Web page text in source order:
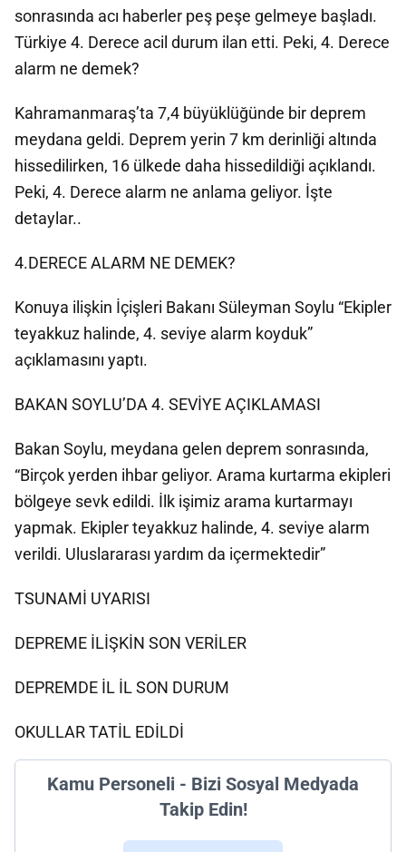
sonrasında acı haberler peş peşe gelmeye başladı.
Türkiye 4. Derece acil durum ilan etti. Peki, 4. Derece
alarm ne demek?
Kahramanmaraş’ta 7,4 büyüklüğünde bir deprem
meydana geldi. Deprem yerin 7 km derinliği altında
hissedilirken, 16 ülkede daha hissedildiği açıklandı.
Peki, 4. Derece alarm ne anlama geliyor. İşte
detaylar..
4.DERECE ALARM NE DEMEK?
Konuya ilişkin İçişleri Bakanı Süleyman Soylu “Ekipler
teyakkuz halinde, 4. seviye alarm koyduk”
açıklamasını yaptı.
BAKAN SOYLU’DA 4. SEVİYE AÇIKLAMASI
Bakan Soylu, meydana gelen deprem sonrasında,
“Birçok yerden ihbar geliyor. Arama kurtarma ekipleri
bölgeye sevk edildi. İlk işimiz arama kurtarmayı
yapmak. Ekipler teyakkuz halinde, 4. seviye alarm
verildi. Uluslararası yardım da içermektedir”
TSUNAMİ UYARISI
DEPREME İLİŞKİN SON VERİLER
DEPREMDE İL İL SON DURUM
OKULLAR TATİL EDİLDİ
Kamu Personeli - Bizi Sosyal Medyada
Takip Edin!